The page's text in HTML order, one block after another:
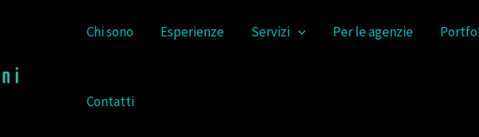
Chi sono Esperienze Servizi Per le agenzie
Contatti